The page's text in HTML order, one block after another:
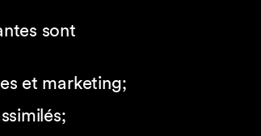
sont
et marketing;